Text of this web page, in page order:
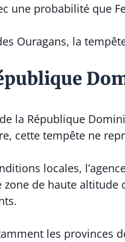
une probabilité que
Ouragans, la
la République
cette tempête ne
locales,
zone de haute
les provinces